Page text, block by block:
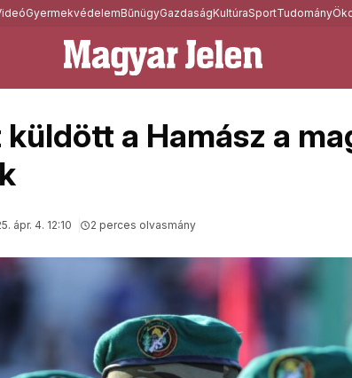
GyermekvédelemBűnügyGazdaságKultúraSportTudomány
a Hamász a
ápr. 4. 12:10 2 perces olvasmány